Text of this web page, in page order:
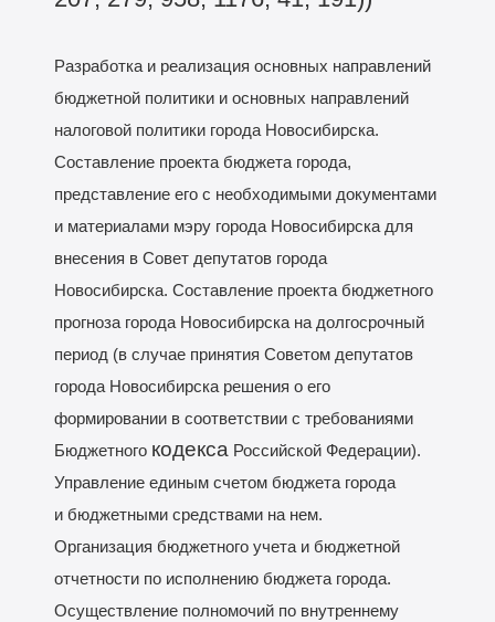
Разработка и реализация основных направлений
бюджетной политики и основных направлений
налоговой политики города Новосибирска.
Составление проекта бюджета города,
представление его с необходимыми документами
и материалами мэру города Новосибирска для
внесения в Совет депутатов города
Новосибирска. Составление проекта бюджетного
прогноза города Новосибирска на долгосрочный
период (в случае принятия Советом депутатов
города Новосибирска решения о его
формировании в соответствии с требованиями
Бюджетного кодекса Российской Федерации).
Управление единым счетом бюджета города
и бюджетными средствами на нем.
Организация бюджетного учета и бюджетной
отчетности по исполнению бюджета города.
Осуществление полномочий по внутреннему